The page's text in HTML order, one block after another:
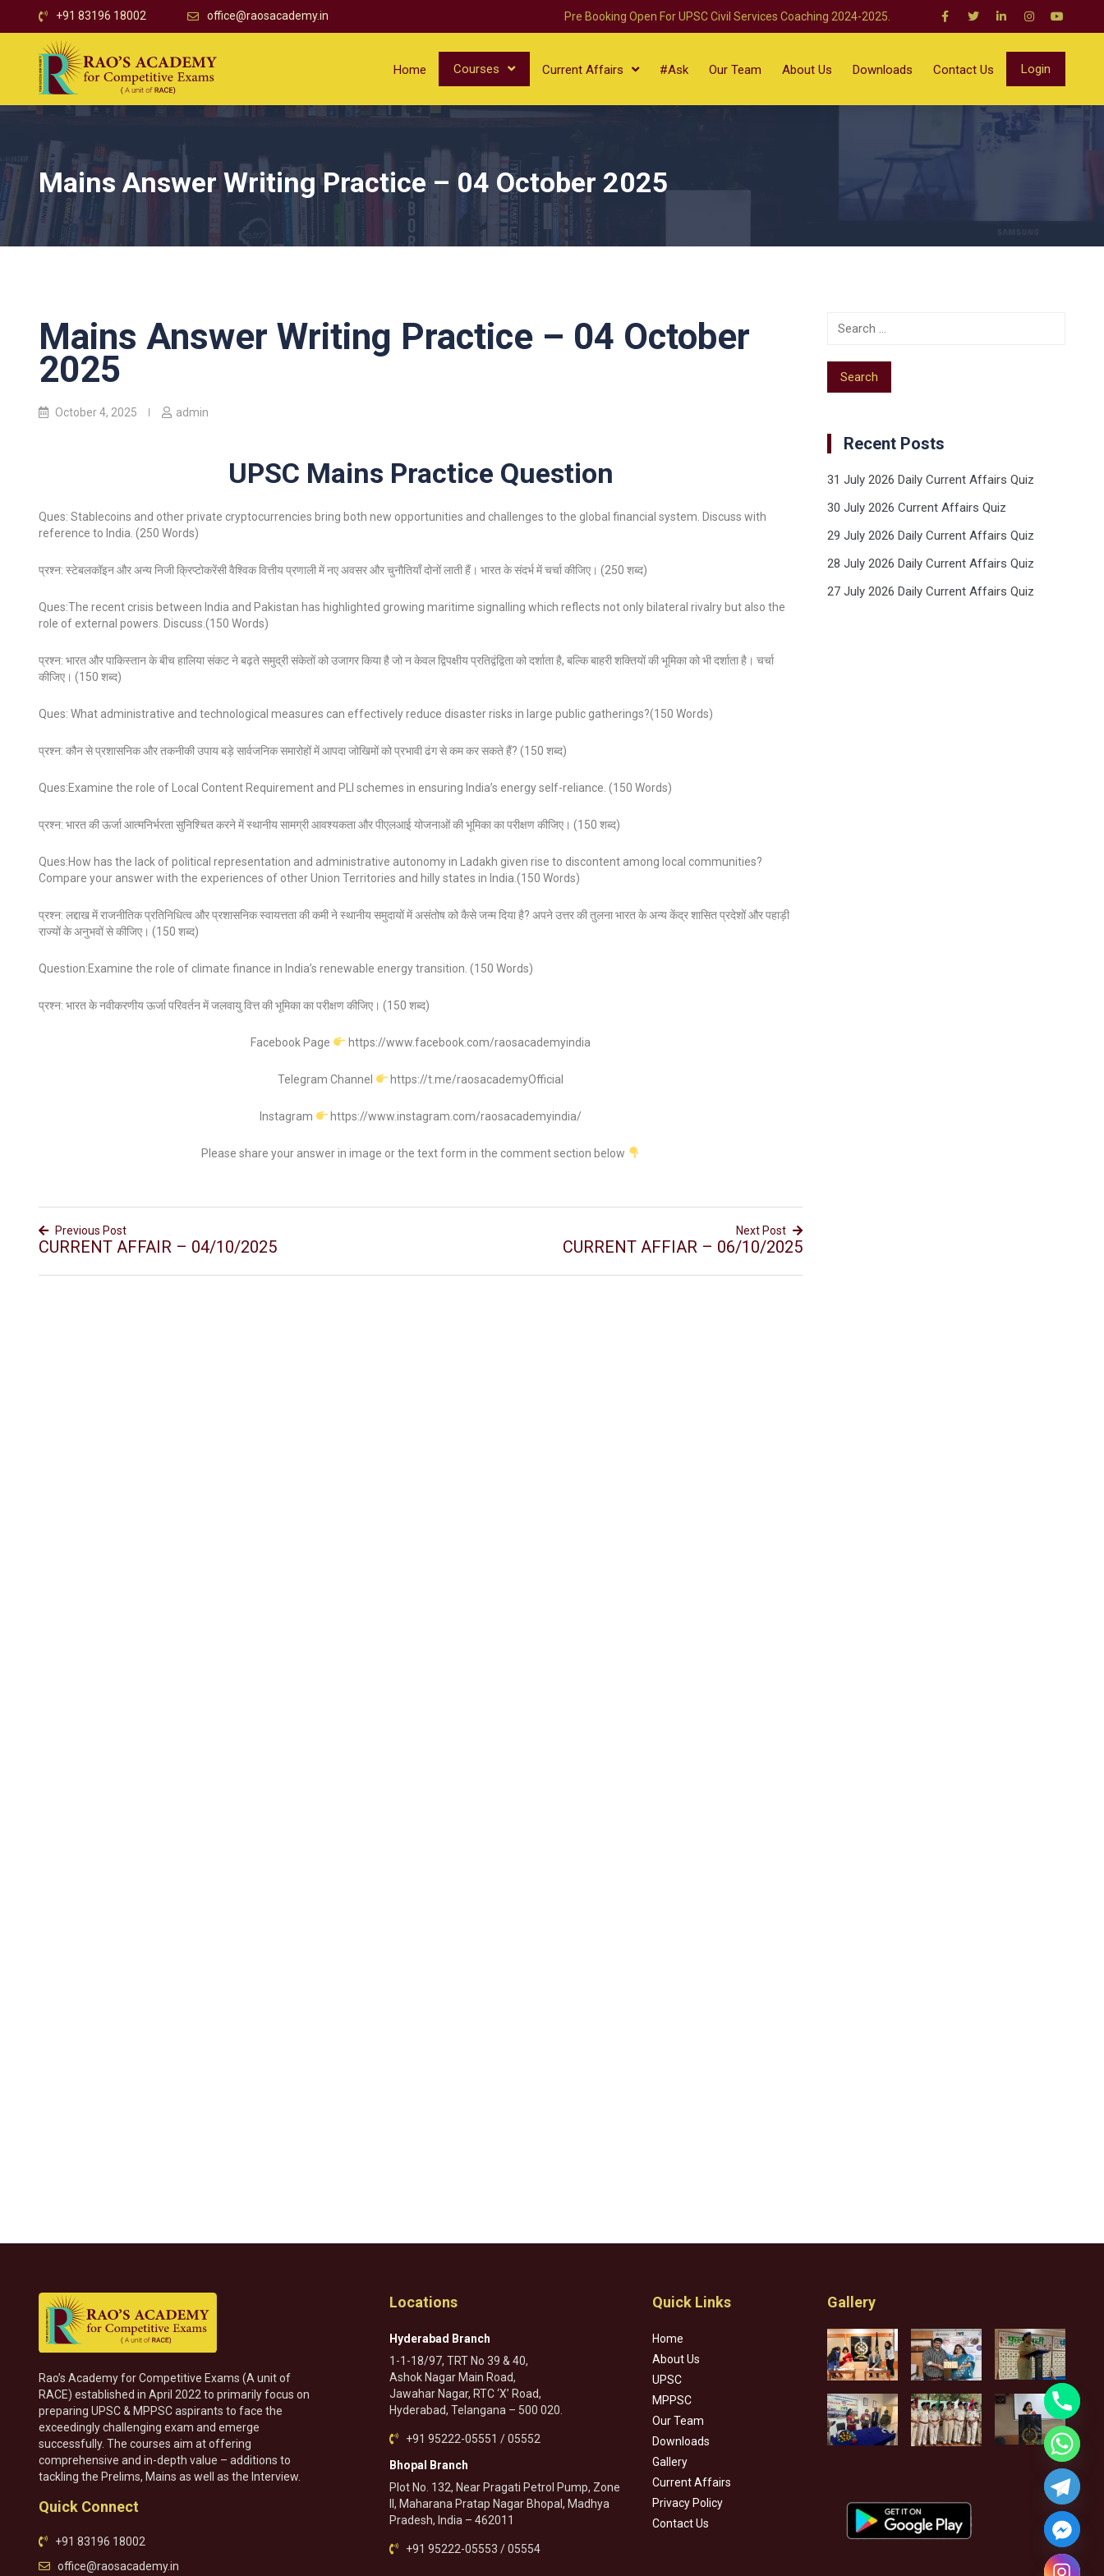
+91 83196 18002 office@raosacademy.in Pre Booking Open For UPSC Civil Services Coaching 2024-2025.
Home Courses Current Affairs #Ask Our Team About Us Downloads Contact Us Login
Mains Answer Writing Practice – 04 October 2025
Mains Answer Writing Practice – 04 October
2025
October 4, 2025 admin
UPSC Mains Practice Question
Ques: Stablecoins and other private cryptocurrencies bring both new opportunities and challenges to the global financial system. Discuss with
reference to India. (250 Words)
प्रश्न: स्टेबलकॉइन और अन्य निजी क्रिप्टोकरेंसी वैश्विक वित्तीय प्रणाली में नए अवसर और चुनौतियाँ दोनों लाती हैं। भारत के संदर्भ में चर्चा कीजिए। (250 शब्द)
Ques:The recent crisis between India and Pakistan has highlighted growing maritime signalling which reflects not only bilateral rivalry but also the
role of external powers. Discuss.(150 Words)
प्रश्न: भारत और पाकिस्तान के बीच हालिया संकट ने बढ़ते समुद्री संकेतों को उजागर किया है जो न केवल द्विपक्षीय प्रतिद्वंद्विता को दर्शाता है, बल्कि बाहरी शक्तियों की भूमिका को भी दर्शाता है। चर्चा
कीजिए। (150 शब्द)
Ques: What administrative and technological measures can effectively reduce disaster risks in large public gatherings?(150 Words)
प्रश्न: कौन से प्रशासनिक और तकनीकी उपाय बड़े सार्वजनिक समारोहों में आपदा जोखिमों को प्रभावी ढंग से कम कर सकते हैं? (150 शब्द)
Ques:Examine the role of Local Content Requirement and PLI schemes in ensuring India’s energy self-reliance. (150 Words)
प्रश्न: भारत की ऊर्जा आत्मनिर्भरता सुनिश्चित करने में स्थानीय सामग्री आवश्यकता और पीएलआई योजनाओं की भूमिका का परीक्षण कीजिए। (150 शब्द)
Ques:How has the lack of political representation and administrative autonomy in Ladakh given rise to discontent among local communities?
Compare your answer with the experiences of other Union Territories and hilly states in India.(150 Words)
प्रश्न: लद्दाख में राजनीतिक प्रतिनिधित्व और प्रशासनिक स्वायत्तता की कमी ने स्थानीय समुदायों में असंतोष को कैसे जन्म दिया है? अपने उत्तर की तुलना भारत के अन्य केंद्र शासित प्रदेशों और पहाड़ी
राज्यों के अनुभवों से कीजिए। (150 शब्द)
Question:Examine the role of climate finance in India’s renewable energy transition. (150 Words)
प्रश्न: भारत के नवीकरणीय ऊर्जा परिवर्तन में जलवायु वित्त की भूमिका का परीक्षण कीजिए। (150 शब्द)
Facebook Page https://www.facebook.com/raosacademyindia
Telegram Channel https://t.me/raosacademyOfficial
Instagram https://www.instagram.com/raosacademyindia/
Please share your answer in image or the text form in the comment section below
Previous Post
CURRENT AFFAIR – 04/10/2025
Next Post
CURRENT AFFIAR – 06/10/2025
Recent Posts
31 July 2026 Daily Current Affairs Quiz
30 July 2026 Current Affairs Quiz
29 July 2026 Daily Current Affairs Quiz
28 July 2026 Daily Current Affairs Quiz
27 July 2026 Daily Current Affairs Quiz
Rao’s Academy for Competitive Exams (A unit of
RACE) established in April 2022 to primarily focus on
preparing UPSC & MPPSC aspirants to face the
exceedingly challenging exam and emerge
successfully. The courses aim at offering
comprehensive and in-depth value – additions to
tackling the Prelims, Mains as well as the Interview.
Quick Connect
+91 83196 18002
office@raosacademy.in
Locations
Hyderabad Branch
1-1-18/97, TRT No 39 & 40,
Ashok Nagar Main Road,
Jawahar Nagar, RTC ‘X’ Road,
Hyderabad, Telangana – 500 020.
+91 95222-05551 / 05552
Bhopal Branch
Plot No. 132, Near Pragati Petrol Pump, Zone
II, Maharana Pratap Nagar Bhopal, Madhya
Pradesh, India – 462011
+91 95222-05553 / 05554
Quick Links
Home
About Us
UPSC
MPPSC
Our Team
Downloads
Gallery
Current Affairs
Privacy Policy
Contact Us
Gallery